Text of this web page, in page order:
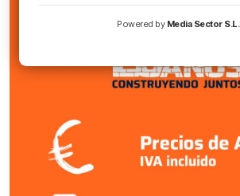
Powered by Media Sector S.L.